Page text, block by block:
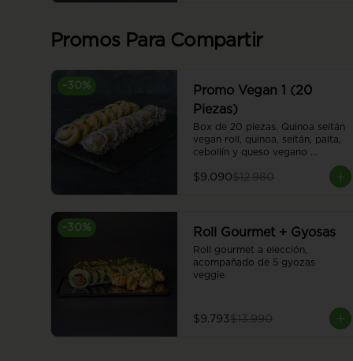
Promos Para Compartir
-30%
Promo Vegan 1 (20
Piezas)
Box de 20 piezas. Quinoa seitán
vegan roll, quinoa, seitán, palta,
cebollín y queso vegano
honey vegan roll, camote en
honey vegana.
$9.090$12.980
-30% Roll Gourmet + Gyosas
Roll gourmet a elección,
acompañado de 5 gyozas
veggie.
$9.793$13.990